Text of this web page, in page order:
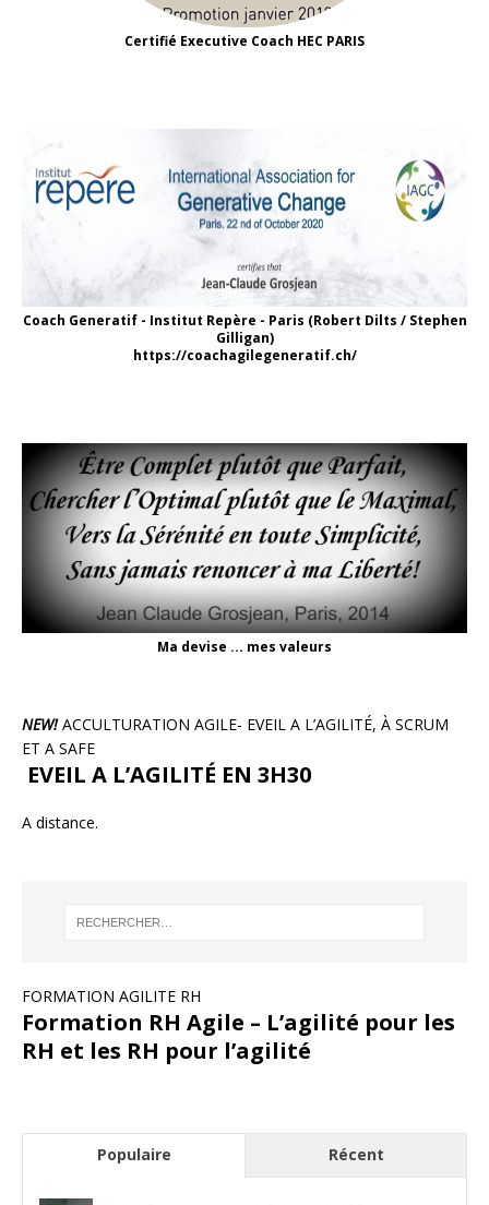
Certifié Executive Coach HEC PARIS
Coach Generatif - Institut Repère - Paris (Robert Dilts / Stephen
Gilligan)
https://coachagilegeneratif.ch/
Ma devise ... mes valeurs
NEW!ACCULTURATION AGILE- EVEIL A L’AGILITÉ, À SCRUM
ET A SAFE
EVEIL A L’AGILITÉ EN 3H30
A distance.
FORMATION AGILITE RH
Formation RH Agile – L’agilité pour les
RH et les RH pour l’agilité
Populaire Récent